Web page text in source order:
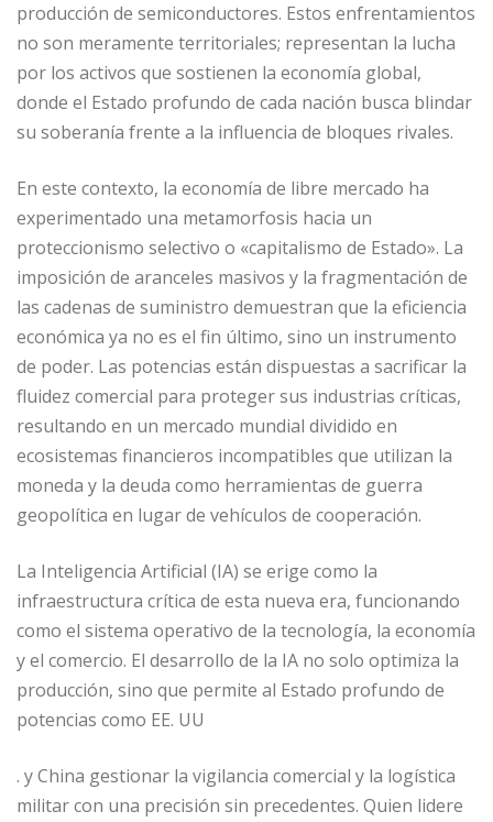
producción de semiconductores. Estos enfrentamientos
no son meramente territoriales; representan la lucha
por los activos que sostienen la economía global,
donde el Estado profundo de cada nación busca blindar
su soberanía frente a la influencia de bloques rivales.
En este contexto, la economía de libre mercado ha
experimentado una metamorfosis hacia un
proteccionismo selectivo o «capitalismo de Estado». La
imposición de aranceles masivos y la fragmentación de
las cadenas de suministro demuestran que la eficiencia
económica ya no es el fin último, sino un instrumento
de poder. Las potencias están dispuestas a sacrificar la
fluidez comercial para proteger sus industrias críticas,
resultando en un mercado mundial dividido en
ecosistemas financieros incompatibles que utilizan la
moneda y la deuda como herramientas de guerra
geopolítica en lugar de vehículos de cooperación.
La Inteligencia Artificial (IA) se erige como la
infraestructura crítica de esta nueva era, funcionando
como el sistema operativo de la tecnología, la economía
y el comercio. El desarrollo de la IA no solo optimiza la
producción, sino que permite al Estado profundo de
potencias como EE. UU
. y China gestionar la vigilancia comercial y la logística
militar con una precisión sin precedentes. Quien lidere